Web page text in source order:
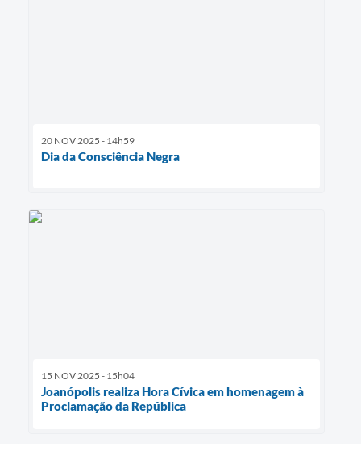
20 NOV 2025 - 14h59
Dia da Consciência Negra
15 NOV 2025 - 15h04
Joanópolis realiza Hora Cívica em homenagem à
Proclamação da República